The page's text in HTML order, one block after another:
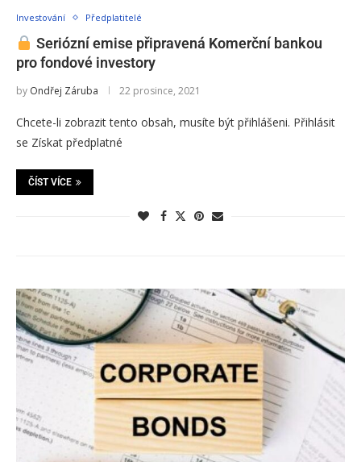
Investování Předplatitelé
Seriózní emise připravená Komerční bankou
pro fondové investory
by Ondřej Záruba 22 prosince, 2021
Chcete-li zobrazit tento obsah, musíte být přihlášeni. Přihlásit
se Získat předplatné
ČÍST VÍCE